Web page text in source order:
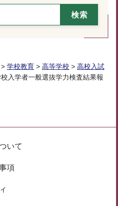
> 学校教育 > 高等学校 > 高校入試
入学者一般選抜学力検査結果報
いて
項